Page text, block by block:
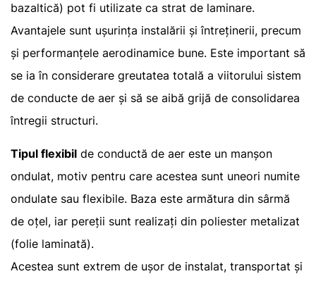
bazaltică) pot fi utilizate ca strat de laminare.
Avantajele sunt ușurința instalării și întreținerii, precum
și performanțele aerodinamice bune. Este important să
se ia în considerare greutatea totală a viitorului sistem
de conducte de aer și să se aibă grijă de consolidarea
întregii structuri.
Tipul flexibil de conductă de aer este un manșon
ondulat, motiv pentru care acestea sunt uneori numite
ondulate sau flexibile. Baza este armătura din sârmă
de oțel, iar pereții sunt realizați din poliester metalizat
(folie laminată).
Acestea sunt extrem de ușor de instalat, transportat și